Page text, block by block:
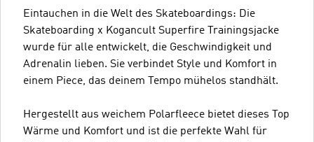
Eintauchen in die Welt des Skateboardings: Die
Skateboarding x Kogancult Superfire Trainingsjacke
wurde für alle entwickelt, die Geschwindigkeit und
Adrenalin lieben. Sie verbindet Style und Komfort in
einem Piece, das deinem Tempo mühelos standhält.
Hergestellt aus weichem Polarfleece bietet dieses Top
Wärme und Komfort und ist die perfekte Wahl für